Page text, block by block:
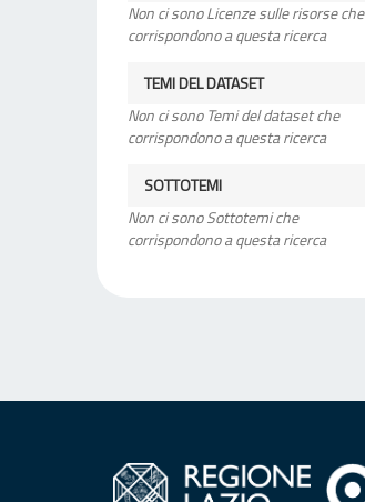
Non ci sono Licenze sulle risorse che
corrispondono a questa ricerca
TEMI DEL DATASET
Non ci sono Temi del dataset che
corrispondono a questa ricerca
SOTTOTEMI
Non ci sono Sottotemi che
corrispondono a questa ricerca